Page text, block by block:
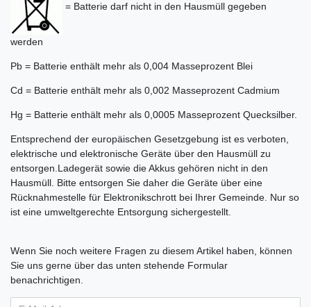
= Batterie darf nicht in den Hausmüll gegeben
werden
Pb = Batterie enthält mehr als 0,004 Masseprozent Blei
Cd = Batterie enthält mehr als 0,002 Masseprozent Cadmium
Hg = Batterie enthält mehr als 0,0005 Masseprozent Quecksilber.
Entsprechend der europäischen Gesetzgebung ist es verboten,
elektrische und elektronische Geräte über den Hausmüll zu
entsorgen.Ladegerät sowie die Akkus gehören nicht in den
Hausmüll. Bitte entsorgen Sie daher die Geräte über eine
Rücknahmestelle für Elektronikschrott bei Ihrer Gemeinde. Nur so
ist eine umweltgerechte Entsorgung sichergestellt.
Wenn Sie noch weitere Fragen zu diesem Artikel haben, können
Sie uns gerne über das unten stehende Formular
benachrichtigen.